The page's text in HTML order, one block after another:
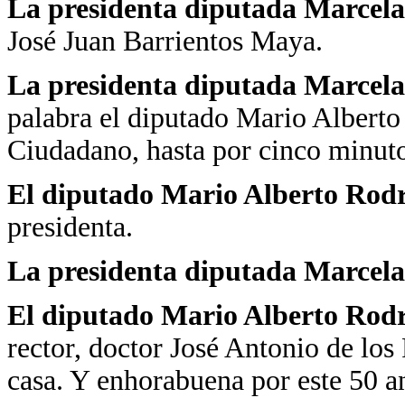
La presidenta diputada
José Juan Barrientos Maya.
La presidenta diputada
palabra el diputado Mario
Ciudadano, hasta por cinco
El diputado Mario Alberto
presidenta.
La presidenta diputada
El diputado Mario Alberto
rector, doctor José Antonio de
casa. Y enhorabuena por este 50